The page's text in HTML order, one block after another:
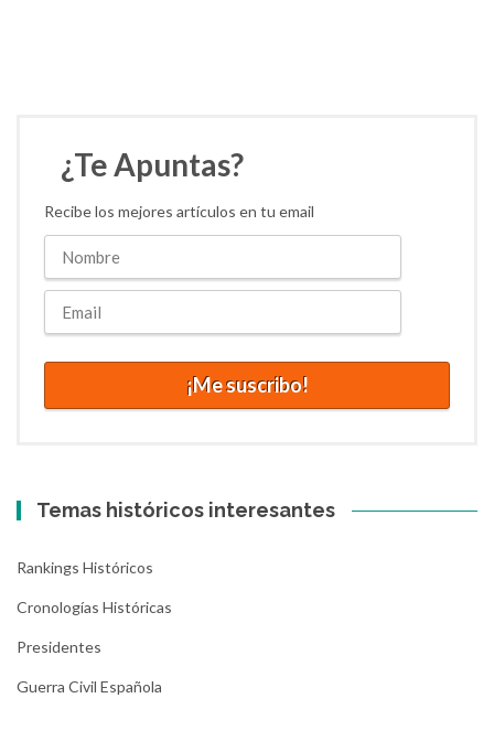
¿Te Apuntas?
Recibe los mejores artículos en tu email
Temas históricos interesantes
Rankings Históricos
Cronologías Históricas
Presidentes
Guerra Civil Española